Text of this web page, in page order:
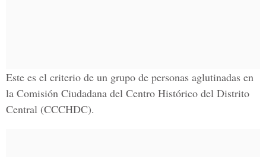
Este es el criterio de un grupo de personas aglutinadas en
la Comisión Ciudadana del Centro Histórico del Distrito
Central (CCCHDC).